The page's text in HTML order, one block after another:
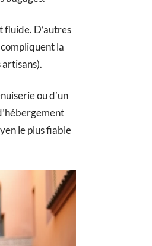
D’autres
la
ou d’un
le plus fiable